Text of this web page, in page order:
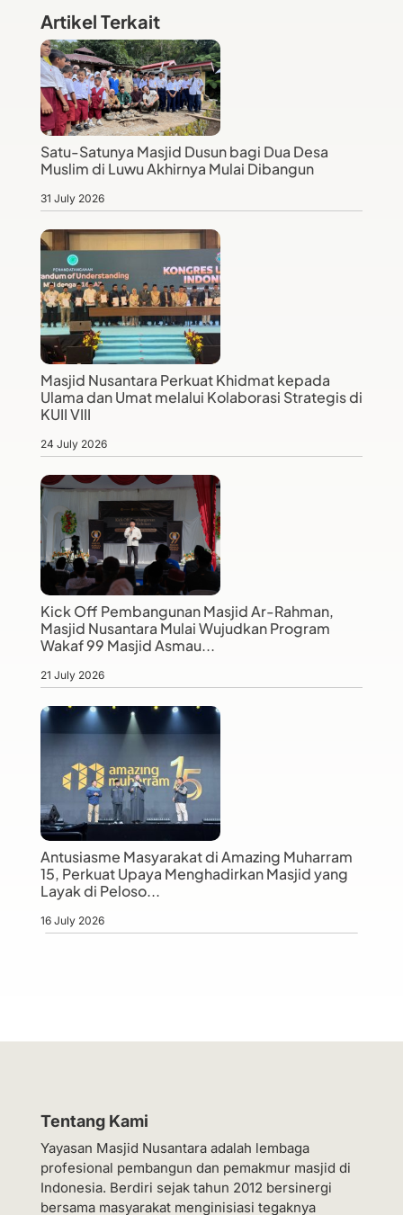
Artikel Terkait
Satu-Satunya Masjid Dusun bagi Dua Desa
Muslim di Luwu Akhirnya Mulai Dibangun
31 July 2026
Masjid Nusantara Perkuat Khidmat kepada
Ulama dan Umat melalui Kolaborasi Strategis di
KUII VIII
24 July 2026
Kick Off Pembangunan Masjid Ar-Rahman,
Masjid Nusantara Mulai Wujudkan Program
Wakaf 99 Masjid Asmau...
21 July 2026
Antusiasme Masyarakat di Amazing Muharram
15, Perkuat Upaya Menghadirkan Masjid yang
Layak di Peloso...
16 July 2026
Tentang Kami
Yayasan Masjid Nusantara adalah lembaga
profesional pembangun dan pemakmur masjid di
Indonesia. Berdiri sejak tahun 2012 bersinergi
bersama masyarakat menginisiasi tegaknya